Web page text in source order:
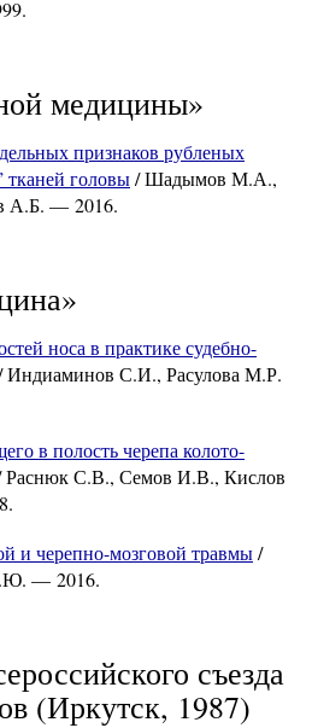
медицины»
признаков рубленых
тканей головы/ Шадымов М.А.,
А.Б. — 2016.
носа в практике судебно-
Индиаминов С.И., Расулова М.Р.
в полость черепа колото-
Раснюк С.В., Семов И.В., Кислов
и черепно-мозговой травмы/
— 2016.
съезда
(Иркутск, 1987)